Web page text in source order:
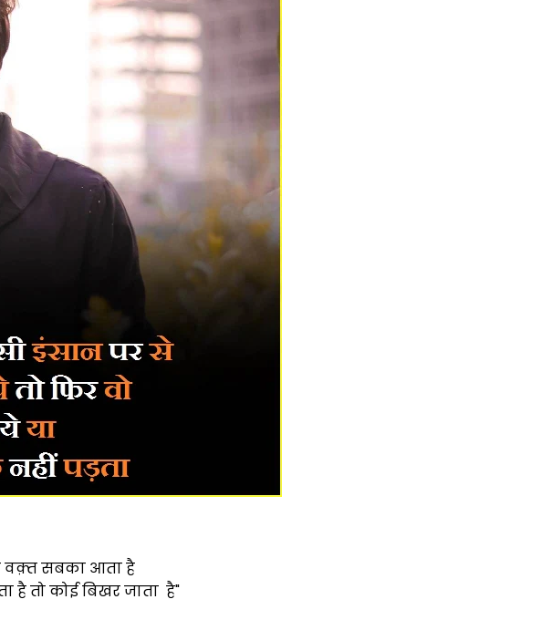
वक़्त सबका आता है
है तो कोई बिखर जाता है"